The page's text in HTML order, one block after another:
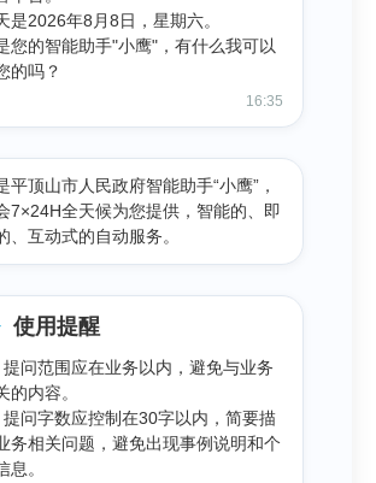
是2026年8月8日，星期六。
您的智能助手"小鹰"，有什么我可以
的吗？
16:35
平顶山市人民政府智能助手“小鹰”，
7×24H全天候为您提供，智能的、即
、互动式的自动服务。
使用提醒
提问范围应在业务以内，避免与业务
的内容。
提问字数应控制在30字以内，简要描
务相关问题，避免出现事例说明和个
息。